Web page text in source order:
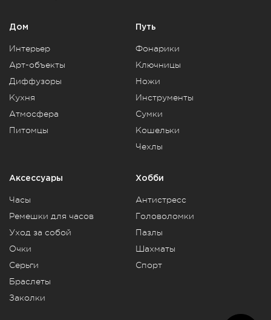
Дом
Интерьер
Арт-объекты
Диффузоры
Кухня
Атмосфера
Питомцы
Путь
Фонарики
Ключницы
Ножи
Инструменты
Сумки
Кошельки
Чехлы
Аксессуары
Часы
Ремешки для часов
Уход за собой
Очки
Серьги
Браслеты
Заколки
Хобби
Антистресс
Головоломки
Пазлы
Шахматы
Спорт